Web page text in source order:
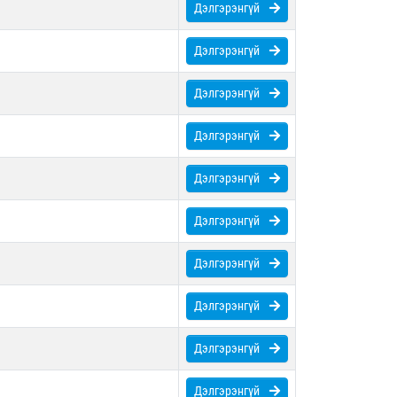
Дэлгэрэнгүй
Дэлгэрэнгүй
Дэлгэрэнгүй
Дэлгэрэнгүй
Дэлгэрэнгүй
Дэлгэрэнгүй
Дэлгэрэнгүй
Дэлгэрэнгүй
Дэлгэрэнгүй
Дэлгэрэнгүй